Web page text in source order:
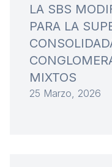
LA SBS
PARA LA
MIXTOS
25 Marzo, 2026